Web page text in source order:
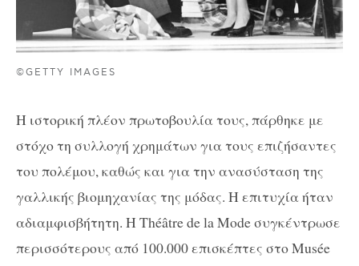
©GETTY IMAGES
Η ιστορική πλέον πρωτοβουλία τους, πάρθηκε με
στόχο τη συλλογή χρημάτων για τους επιζήσαντες
του πολέμου, καθώς και για την ανασύσταση της
γαλλικής βιομηχανίας της μόδας. Η επιτυχία ήταν
αδιαμφισβήτητη. Η Théâtre de la Mode συγκέντρωσε
περισσότερους από 100.000 επισκέπτες στο Musée